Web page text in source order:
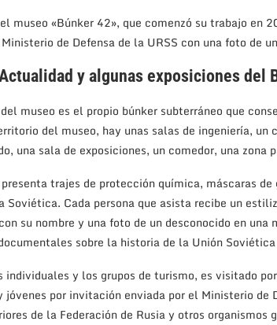
museo «Búnker 42», que comenzó su trabajo en
de Defensa de la URSS con una foto de
y algunas exposiciones del
museo es el propio búnker subterráneo que
del museo, hay unas salas de ingeniería, un
una sala de exposiciones, un comedor, una zona
trajes de protección química, máscaras
Soviética. Cada persona que asista recibe un
su nombre y una foto de un desconocido en una
sobre la historia de la Unión
y los grupos de turismo, es visitado
por invitación enviada por el Ministerio de
de la Federación de Rusia y otros organismos